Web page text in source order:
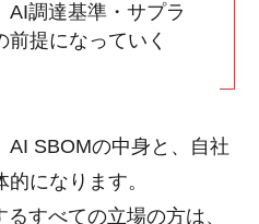
AI調達基準・サプラ
前提になっていく
AI SBOMの中身と、自社
になります。
すべての立場の方は、